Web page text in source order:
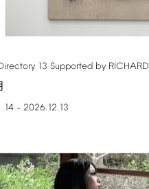
13 Supported by RICHARD
– 2026.12.13